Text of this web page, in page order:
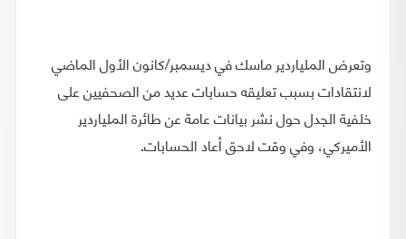
وتعرض الملياردير ماسك في ديسمبر/كانون الأول الماضي
لانتقادات بسبب تعليقه حسابات عديد من الصحفيين على
خلفية الجدل حول نشر بيانات عامة عن طائرة الملياردير
الأميركي، وفي وقت لاحق أعاد الحسابات.